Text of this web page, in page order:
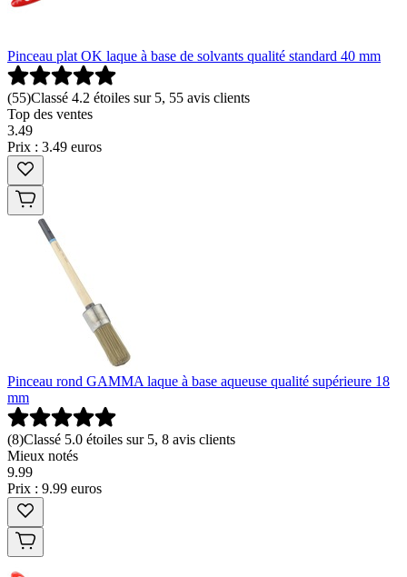
Pinceau plat OK laque à base de solvants qualité standard 40 mm
(55)Classé 4.2 étoiles sur 5, 55 avis clients
Top des ventes
3.49
Prix : 3.49 euros
Pinceau rond GAMMA laque à base aqueuse qualité supérieure 18
mm
(8)Classé 5.0 étoiles sur 5, 8 avis clients
Mieux notés
9.99
Prix : 9.99 euros